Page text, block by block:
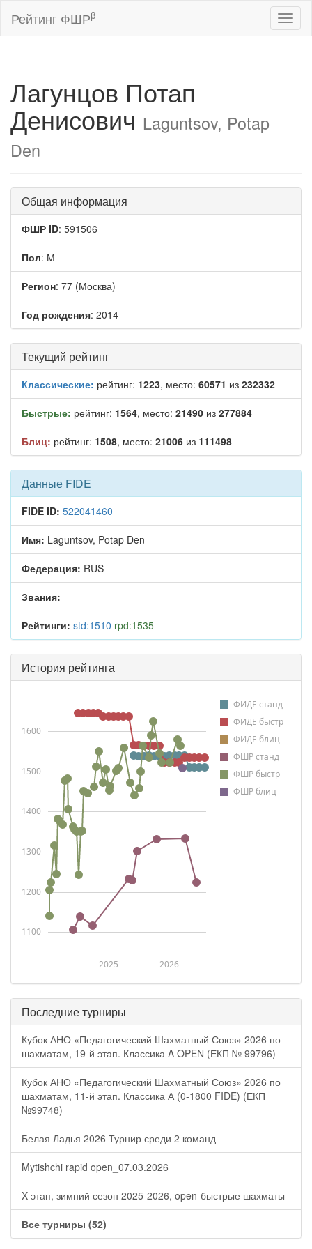
Рейтинг ФШРβ
Лагунцов Потап
Денисович Laguntsov, Potap
Den
Общая информация
ФШР ID: 591506
Пол: М
Регион: 77 (Москва)
Год рождения: 2014
Текущий рейтинг
Классические: рейтинг: 1223, место: 60571 из 232332
Быстрые: рейтинг: 1564, место: 21490 из 277884
Блиц: рейтинг: 1508, место: 21006 из 111498
Данные FIDE
FIDE ID: 522041460
Имя: Laguntsov, Potap Den
Федерация: RUS
Звания:
Рейтинги: std:1510 rpd:1535
История рейтинга
ФИДЕ станд
ФИДЕ быстр
ФИДЕ блиц
ФШР станд
ФШР быстр
ФШР блиц
2025 2026
1100
1200
1300
1400
1500
1600
Последние турниры
Кубок АНО «Педагогический Шахматный Союз» 2026 по
шахматам, 19-й этап. Классика A OPEN (ЕКП № 99796)
Кубок АНО «Педагогический Шахматный Союз» 2026 по
шахматам, 11-й этап. Классика А (0-1800 FIDE) (ЕКП
№99748)
Белая Ладья 2026 Турнир среди 2 команд
Mytishchi rapid open_07.03.2026
X-этап, зимний сезон 2025-2026, open-быстрые шахматы
Все турниры (52)